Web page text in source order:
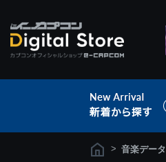
> 音楽データ